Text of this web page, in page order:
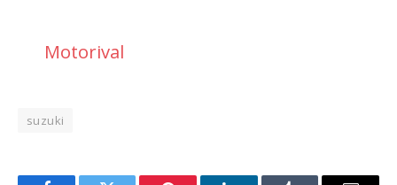
Motorival
suzuki